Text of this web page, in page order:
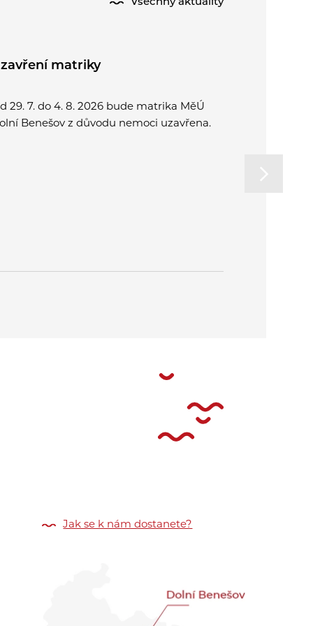
Všechny aktuality
matriky
29. 7. do 4. 8. 2026 bude matrika MěÚ
Benešov z důvodu nemoci uzavřena.
Jak se k nám dostanete?